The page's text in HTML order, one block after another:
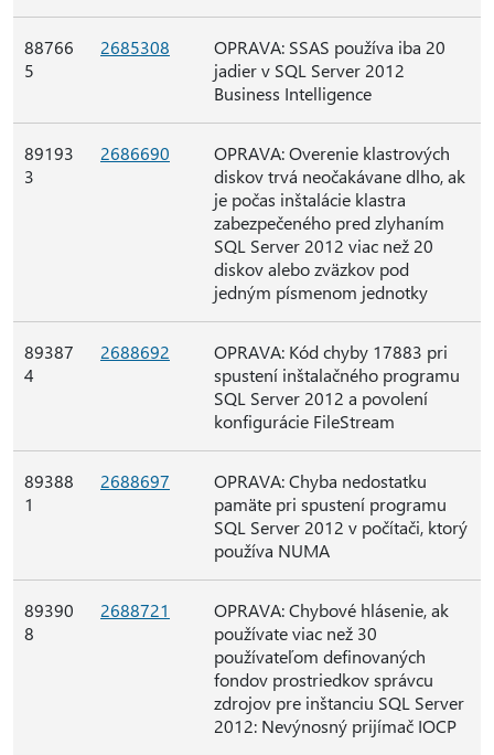
88766
5
2685308
OPRAVA: SSAS používa iba 20
jadier v SQL Server 2012
Business Intelligence
89193
3
2686690
OPRAVA: Overenie klastrových
diskov trvá neočakávane dlho, ak
je počas inštalácie klastra
zabezpečeného pred zlyhaním
SQL Server 2012 viac než 20
diskov alebo zväzkov pod
jedným písmenom jednotky
89387
4
2688692
OPRAVA: Kód chyby 17883 pri
spustení inštalačného programu
SQL Server 2012 a povolení
konfigurácie FileStream
89388
1
2688697
OPRAVA: Chyba nedostatku
pamäte pri spustení programu
SQL Server 2012 v počítači, ktorý
používa NUMA
89390
8
2688721
OPRAVA: Chybové hlásenie, ak
používate viac než 30
používateľom definovaných
fondov prostriedkov správcu
zdrojov pre inštanciu SQL Server
2012: Nevýnosný prijímač IOCP